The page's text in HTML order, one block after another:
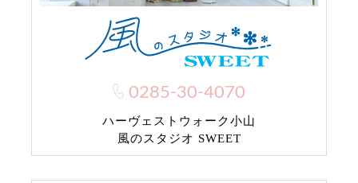
0285-30-4070
ハーヴェストウォーク小山
風のスタジオ SWEET